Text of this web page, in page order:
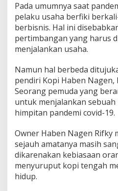
N
a
g
e
n
e
n
g
u
s
a
a
M
u
d
a
Pada umumnya saat
pelaku usaha berfiki
berbisnis. Hal ini
pertimbangan yang harus
menjalankan usaha.
Namun hal berbeda
pendiri Kopi Haben Nagen,
Seorang pemuda yang
untuk menjalankan
himpitan pandemi covid-19.
Owner Haben Nagen Rifky
sejauh amatanya masih
dikarenakan kebiasaan
menyuruput kopi tengah
hidup.